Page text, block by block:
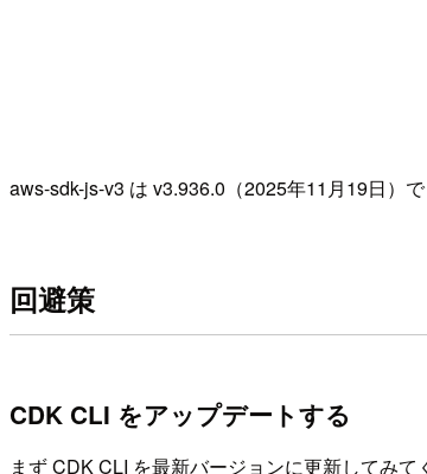
aws-sdk-js-v3 は v3.936.0（2025年11月19日）で
回避策
CDK CLI をアップデートする
まず CDK CLI を最新バージョンに更新してみて